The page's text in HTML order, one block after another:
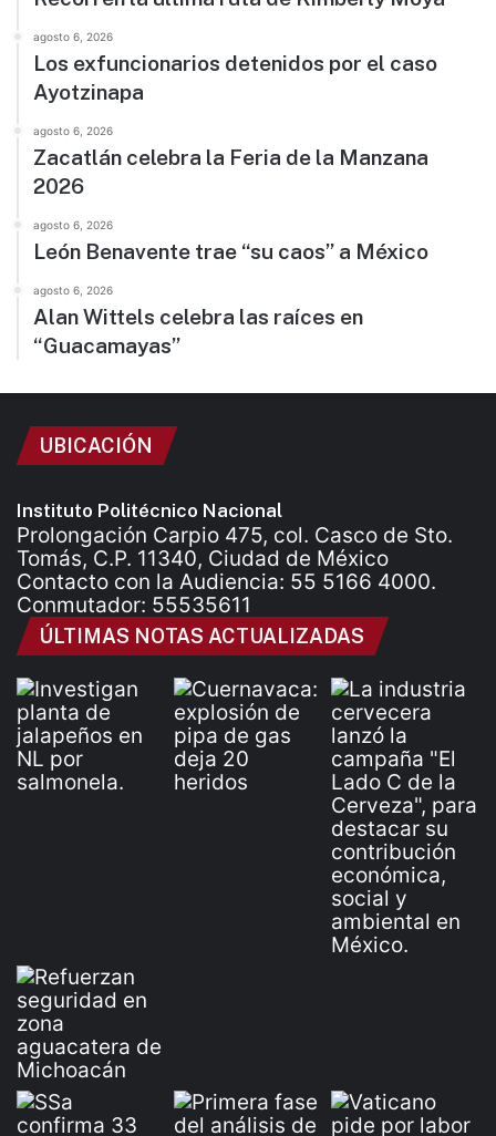
agosto 6, 2026
Los exfuncionarios detenidos por el caso
Ayotzinapa
agosto 6, 2026
Zacatlán celebra la Feria de la Manzana
2026
agosto 6, 2026
León Benavente trae “su caos” a México
agosto 6, 2026
Alan Wittels celebra las raíces en
“Guacamayas”
UBICACIÓN
Instituto Politécnico Nacional
Prolongación Carpio 475, col. Casco de Sto.
Tomás, C.P. 11340, Ciudad de México
Contacto con la Audiencia: 55 5166 4000.
Conmutador: 55535611
ÚLTIMAS NOTAS ACTUALIZADAS